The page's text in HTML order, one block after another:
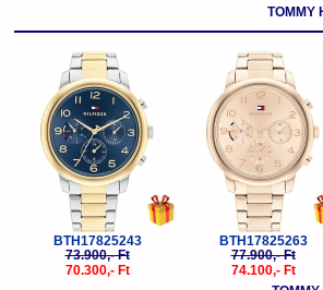
TOMMY
BTH17825243
73.900,- Ft
70.300,- Ft
BTH17825263
77.900,- Ft
74.100,- Ft